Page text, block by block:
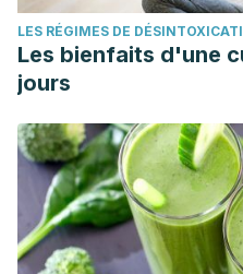
LES RÉGIMES DE
Les bienfaits d'une
jours